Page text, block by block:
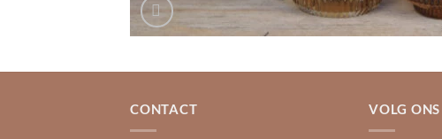
CONTACT VOLG ONS